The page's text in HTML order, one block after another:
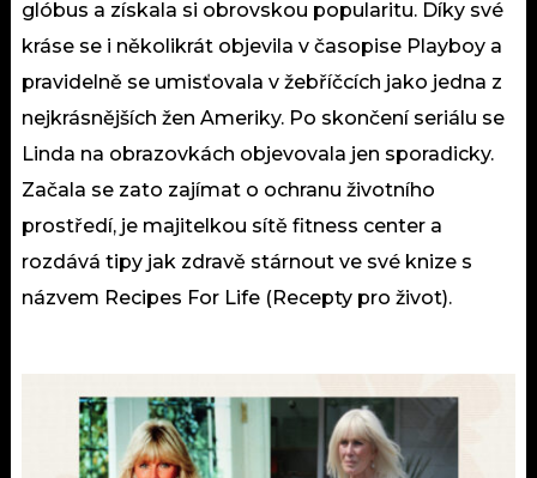
glóbus a získala si obrovskou popularitu. Díky své
kráse se i několikrát objevila v časopise Playboy a
pravidelně se umisťovala v žebříčcích jako jedna z
nejkrásnějších žen Ameriky. Po skončení seriálu se
Linda na obrazovkách objevovala jen sporadicky.
Začala se zato zajímat o ochranu životního
prostředí, je majitelkou sítě fitness center a
rozdává tipy jak zdravě stárnout ve své knize s
názvem Recipes For Life (Recepty pro život).